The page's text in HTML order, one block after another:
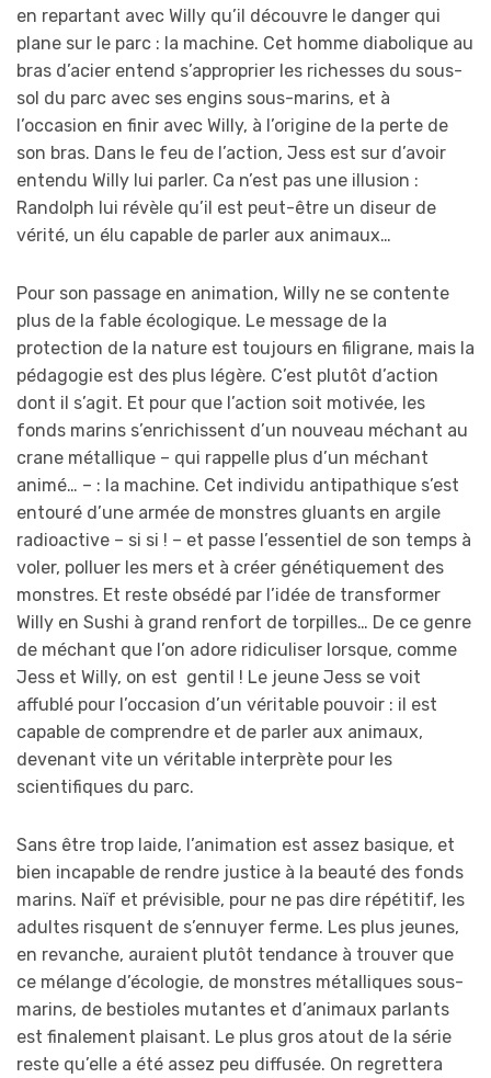
en repartant avec Willy qu’il découvre le danger qui
plane sur le parc : la machine. Cet homme diabolique au
bras d’acier entend s’approprier les richesses du sous-
sol du parc avec ses engins sous-marins, et à
l’occasion en finir avec Willy, à l’origine de la perte de
son bras. Dans le feu de l’action, Jess est sur d’avoir
entendu Willy lui parler. Ca n’est pas une illusion :
Randolph lui révèle qu’il est peut-être un diseur de
vérité, un élu capable de parler aux animaux…
Pour son passage en animation, Willy ne se contente
plus de la fable écologique. Le message de la
protection de la nature est toujours en filigrane, mais la
pédagogie est des plus légère. C’est plutôt d’action
dont il s’agit. Et pour que l’action soit motivée, les
fonds marins s’enrichissent d’un nouveau méchant au
crane métallique – qui rappelle plus d’un méchant
animé… – : la machine. Cet individu antipathique s’est
entouré d’une armée de monstres gluants en argile
radioactive – si si ! – et passe l’essentiel de son temps à
voler, polluer les mers et à créer génétiquement des
monstres. Et reste obsédé par l’idée de transformer
Willy en Sushi à grand renfort de torpilles… De ce genre
de méchant que l’on adore ridiculiser lorsque, comme
Jess et Willy, on est gentil ! Le jeune Jess se voit
affublé pour l’occasion d’un véritable pouvoir : il est
capable de comprendre et de parler aux animaux,
devenant vite un véritable interprète pour les
scientifiques du parc.
Sans être trop laide, l’animation est assez basique, et
bien incapable de rendre justice à la beauté des fonds
marins. Naïf et prévisible, pour ne pas dire répétitif, les
adultes risquent de s’ennuyer ferme. Les plus jeunes,
en revanche, auraient plutôt tendance à trouver que
ce mélange d’écologie, de monstres métalliques sous-
marins, de bestioles mutantes et d’animaux parlants
est finalement plaisant. Le plus gros atout de la série
reste qu’elle a été assez peu diffusée. On regrettera